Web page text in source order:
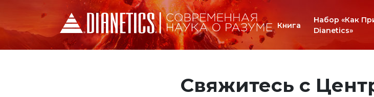
Книга
Набор «Как
Dianetics»
Свяжитесь с